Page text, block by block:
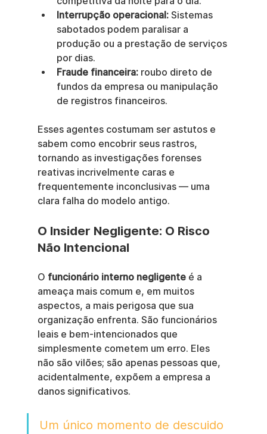
Interrupção operacional: Sistemas
sabotados podem paralisar a
produção ou a prestação de serviços
por dias.
Fraude financeira: roubo direto de
fundos da empresa ou manipulação
de registros financeiros.
Esses agentes costumam ser astutos e
sabem como encobrir seus rastros,
tornando as investigações forenses
reativas incrivelmente caras e
frequentemente inconclusivas — uma
clara falha do modelo antigo.
O Insider Negligente: O Risco
Não Intencional
O funcionário interno negligente é a
ameaça mais comum e, em muitos
aspectos, a mais perigosa que sua
organização enfrenta. São funcionários
leais e bem-intencionados que
simplesmente cometem um erro. Eles
não são vilões; são apenas pessoas que,
acidentalmente, expõem a empresa a
danos significativos.
Um único momento de descuido